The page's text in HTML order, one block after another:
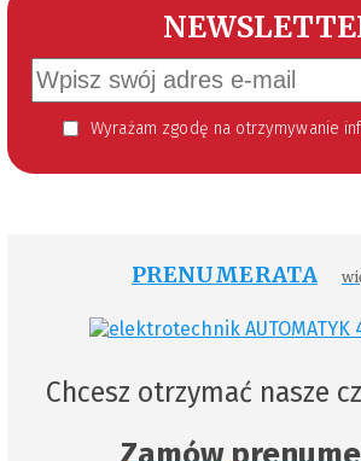
Wyrażam zgodę na otrzymywanie informacji handlowej kierowanej do mnie za pomocą środków komunikacji elektronicznej w szczególności poczty elektronicznej zgodnie z przepisem art. 10 ust 2 ustawy z dnia 18 lipca 2002 roku o świadczeniu usług drogą elektroniczną (Dz. U. 144 z 2002 r. poz. 1204). Zgoda jest dobrowolna, jednak jej wyrażenie jest konieczne, aby
PRENUMERATA
Chcesz otrzymać nasze